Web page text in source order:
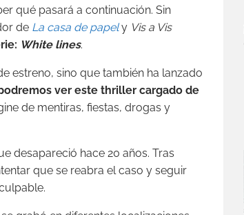
qué pasará a continuación. Sin
de La casa de papely Vis a Vis
White lines.
estreno, sino que también ha lanzado
ver este thriller cargado de
de mentiras, fiestas, drogas y
desapareció hace 20 años. Tras
que se reabra el caso y seguir